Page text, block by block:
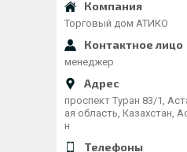
Торговый дом АТИКО
менеджер
проспект Туран 83/1,
ая область, Казахстан,
н